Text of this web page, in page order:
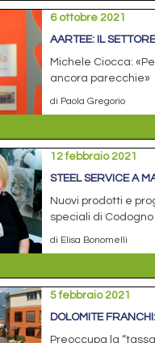
6 ottobre 2021
AARTEE: IL
Michele Ciocca:
ancora parecchie»
di Paola Gregorio
12 febbraio 2021
STEEL SERVICE A
Nuovi prodotti e
speciali di Codogno
di Elisa Bonomelli
5 febbraio 2021
DOLOMITE
Preoccupa la